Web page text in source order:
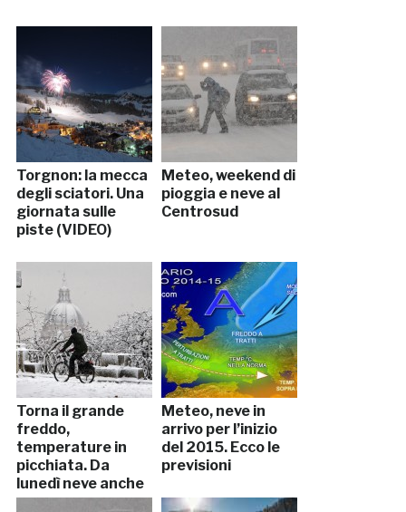
Torgnon: la mecca
degli sciatori. Una
giornata sulle
piste (VIDEO)
Meteo, weekend di
pioggia e neve al
Centrosud
Torna il grande
freddo,
temperature in
picchiata. Da
lunedì neve anche
in pianura
Meteo, neve in
arrivo per l’inizio
del 2015. Ecco le
previsioni